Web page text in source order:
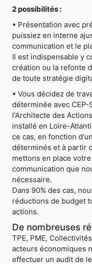
2 possibilités :
• Présentation avec
puissiez en interne
communication et le
Il est indispensable y
création ou la refonte
de toute stratégie
• Vous décidez de
déterminée avec CEP-
l'Architecte des
installé en Loire-
ce cas, en fonction
déterminés et à partir
mettons en place
communication que
nécessaire.
Dans 90% des cas,
réductions de budget
actions.
De nombreuses
TPE, PME,
acteurs économiques
effectuer un audit de